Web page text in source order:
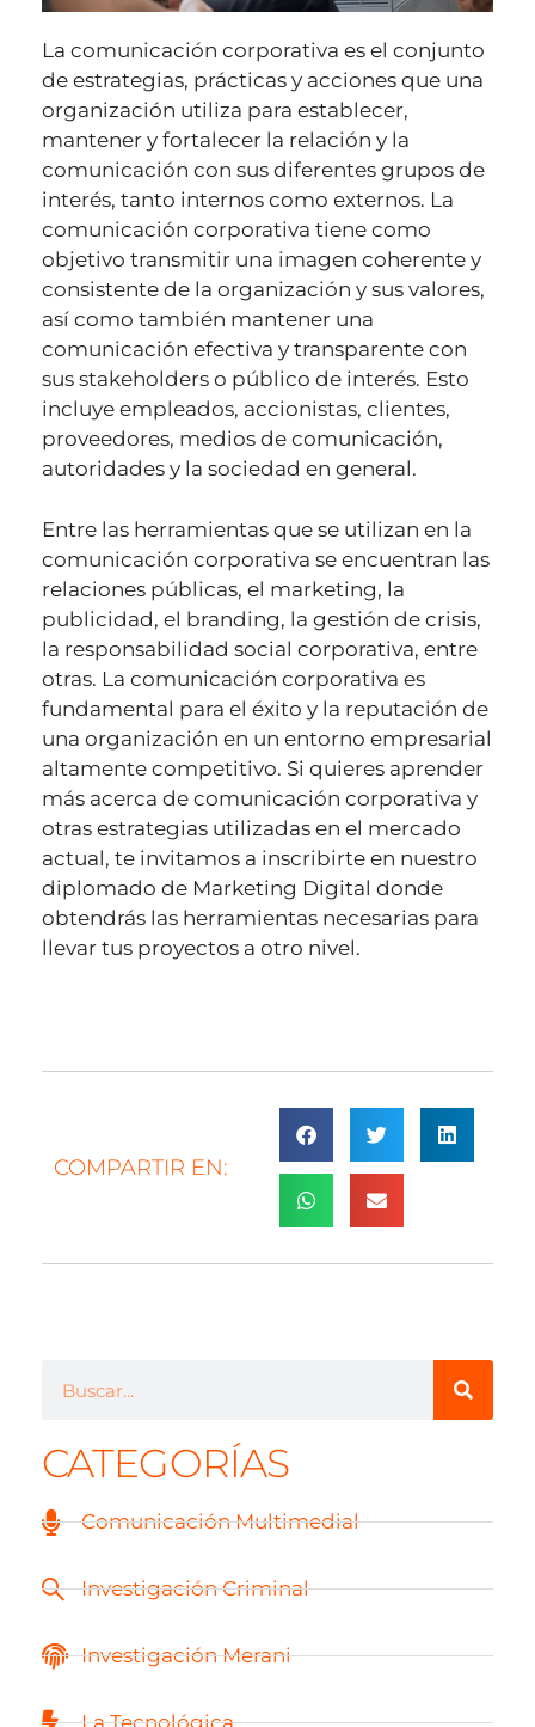
La comunicación corporativa es el conjunto
de estrategias, prácticas y acciones que una
organización utiliza para establecer,
mantener y fortalecer la relación y la
comunicación con sus diferentes grupos de
interés, tanto internos como externos. La
comunicación corporativa tiene como
objetivo transmitir una imagen coherente y
consistente de la organización y sus valores,
así como también mantener una
comunicación efectiva y transparente con
sus stakeholders o público de interés. Esto
incluye empleados, accionistas, clientes,
proveedores, medios de comunicación,
autoridades y la sociedad en general.
Entre las herramientas que se utilizan en la
comunicación corporativa se encuentran las
relaciones públicas, el marketing, la
publicidad, el branding, la gestión de crisis,
la responsabilidad social corporativa, entre
otras. La comunicación corporativa es
fundamental para el éxito y la reputación de
una organización en un entorno empresarial
altamente competitivo. Si quieres aprender
más acerca de comunicación corporativa y
otras estrategias utilizadas en el mercado
actual, te invitamos a inscribirte en nuestro
diplomado de Marketing Digital donde
obtendrás las herramientas necesarias para
llevar tus proyectos a otro nivel.
COMPARTIR EN:
CATEGORÍAS
Comunicación Multimedial
Investigación Criminal
Investigación Merani
La Tecnológica